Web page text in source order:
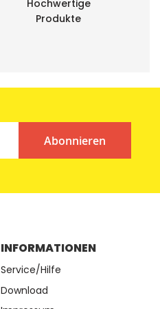
Hochwertige
Produkte
Abonnieren
INFORMATIONEN
Service/Hilfe
Download